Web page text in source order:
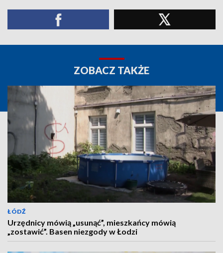
ZOBACZ TAKŻE
ŁÓDŹ
Urzędnicy mówią „usunąć”, mieszkańcy mówią
„zostawić”. Basen niezgody w Łodzi